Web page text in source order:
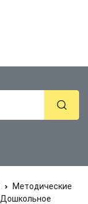
Методические
Дошкольное